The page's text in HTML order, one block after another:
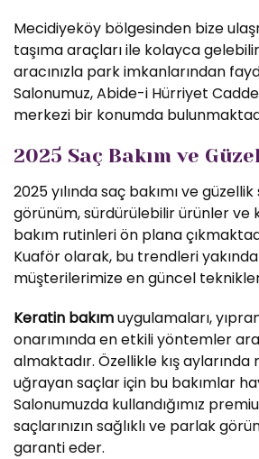
Mecidiyeköy bölgesinden bize
taşıma araçları ile kolayca
aracınızla park imkanlarından
Salonumuz, Abide-i Hürriyet
merkezi bir konumda
2025 Saç Bakım ve
2025 yılında saç bakımı ve
görünüm, sürdürülebilir ürünler ve
bakım rutinleri ön plana
Kuaför olarak, bu trendleri
müşterilerimize en güncel
Keratin bakımuygulamaları,
onarımında en etkili yöntemler
almaktadır. Özellikle kış aylarında
uğrayan saçlar için bu bakımlar
Salonumuzda kullandığımız
saçlarınızın sağlıklı ve parlak
garanti eder.